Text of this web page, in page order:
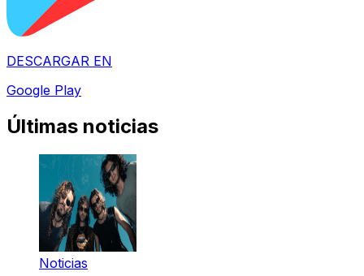
DESCARGAR EN
Google Play
Últimas noticias
Noticias